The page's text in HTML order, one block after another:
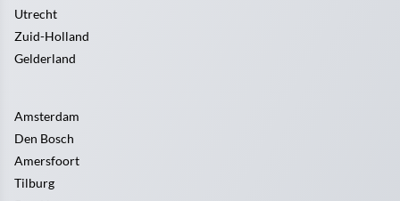
Utrecht
Zuid-Holland
Gelderland
Amsterdam
Den Bosch
Amersfoort
Tilburg